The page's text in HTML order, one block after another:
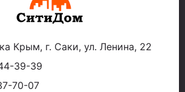
Крым, г. Саки, ул. Ленина, 22
39-39
70-07